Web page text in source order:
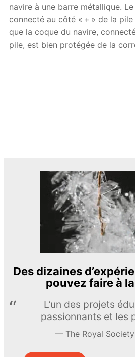
navire à une barre métallique.
connecté au côté « + » de la
que la coque du navire,
pile, est bien protégée de la
Des dizaines
pouvez faire à
L’un des projets
passionnants et les
The Royal